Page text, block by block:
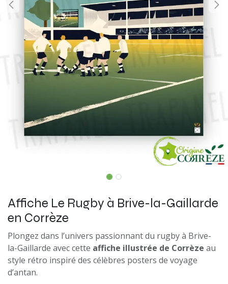
Affiche Le Rugby à Brive-la-Gaillarde
en Corrèze
Plongez dans l’univers passionnant du rugby à Brive-
la-Gaillarde avec cette affiche illustrée de Corrèze au
style rétro inspiré des célèbres posters de voyage
d’antan.